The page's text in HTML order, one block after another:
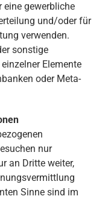
gewerbliche
und/oder für
verwenden.
sonstige
Elemente
oder Meta-
nur
an Dritte weiter,
Sinne sind im